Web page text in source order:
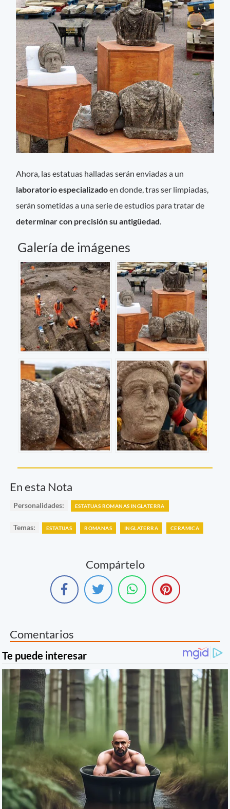
Ahora, las estatuas halladas serán enviadas a un
laboratorio especializadoen donde, tras ser limpiadas,
serán sometidas a una serie de estudios para tratar de
determinar con precisión su antigüedad.
Galería de imágenes
En esta Nota
Personalidades: ESTATUAS ROMANAS INGLATERRA
Temas: ESTATUAS ROMANAS INGLATERRA CERÁMICA
Compártelo
Comentarios